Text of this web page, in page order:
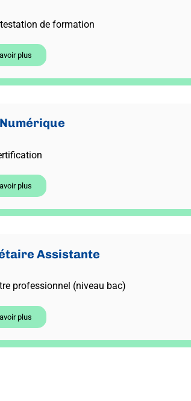
de formation
plus
plus
Assistante
professionnel (niveau bac)
plus